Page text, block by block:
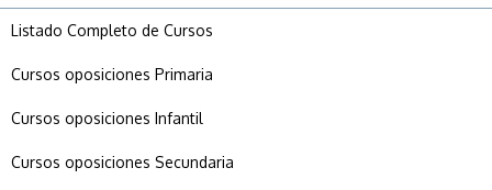
Listado Completo de Cursos
Cursos oposiciones Primaria
Cursos oposiciones Infantil
Cursos oposiciones Secundaria